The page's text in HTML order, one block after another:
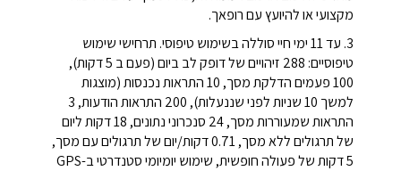
מקצועי או להיועץ עם רופאך.
3. עד 11 ימי חיי סוללה בשימוש טיפוסי. תרחישי שימוש
טיפוסיים: 288 זיהויים של דופק לב ביום (פעם ב 5 דקות),
100 פעמים הדלקת מסך, 10 התראות נכנסות (מוצגות
למשך 10 שניות לפני שננעלות), 200 התראות הודעות, 3
התראות שמעוררות מסך, 24 סנכרוני נתונים, 18 דקות ליום
של תרגולים ללא מסך, 0.71 דקות/יום של תרגולים עם מסך,
5 דקות של פעולה חופשית, שימוש יומיומי סטנדרטי ב-GPS